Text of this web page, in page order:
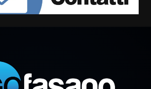
8 Agosto 2026 11:00
Santis
8 Agosto 2026 07:30